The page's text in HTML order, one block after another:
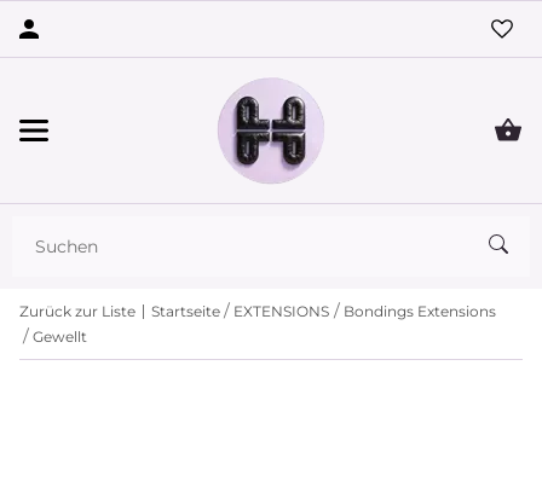
Zurück zur Liste Startseite EXTENSIONS
Bondings Extensions
Gewellt